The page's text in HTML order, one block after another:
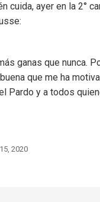
cuida, ayer en la 2°
ganas que nunca.
que me ha
Pardo y a todos
2020